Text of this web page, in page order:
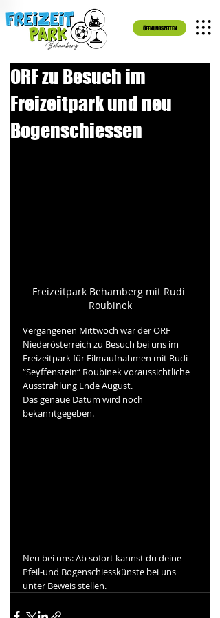
ÖFFNUNGSZEITEN
ORF zu Besuch im
Freizeitpark und neu
Bogenschiessen
Freizeitpark Behamberg mit Rudi
Roubinek
Vergangenen Mittwoch war der ORF
Niederösterreich zu Besuch bei uns im
Freizeitpark für Filmaufnahmen mit Rudi
“Seyffenstein“ Roubinek voraussichtliche
Ausstrahlung Ende August.
Das genaue Datum wird noch
bekanntgegeben.
Neu bei uns: Ab sofort kannst du deine
Pfeil-und Bogenschiesskünste bei uns
unter Beweis stellen.